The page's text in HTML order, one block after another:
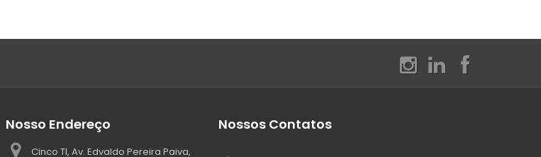
Nosso Endereço
Cinco TI, Av. Edvaldo Pereira Paiva,
Nossos Contatos